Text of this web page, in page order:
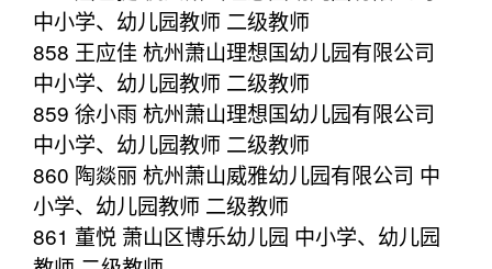
中小学、幼儿园教师 二级教师
858 王应佳 杭州萧山理想国幼儿园有限公司
中小学、幼儿园教师 二级教师
859 徐小雨 杭州萧山理想国幼儿园有限公司
中小学、幼儿园教师 二级教师
860 陶燚丽 杭州萧山威雅幼儿园有限公司 中
小学、幼儿园教师 二级教师
861 董悦 萧山区博乐幼儿园 中小学、幼儿园